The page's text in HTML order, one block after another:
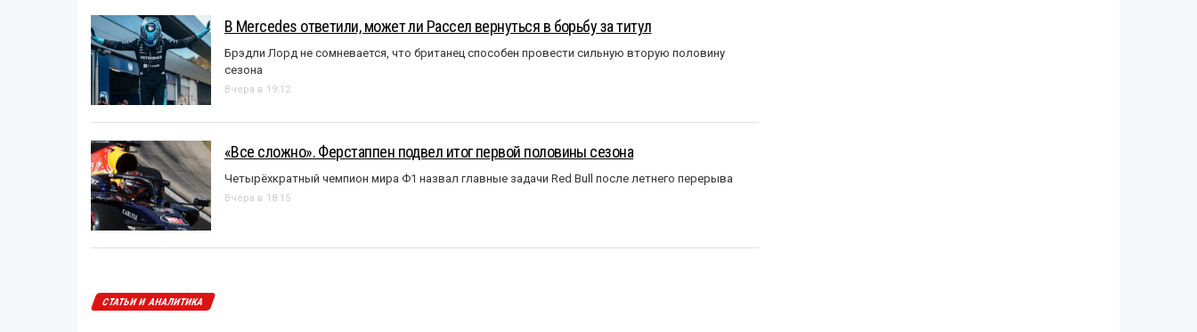
В Mercedes ответили, может ли Рассел вернуться в борьбу за титул
Брэдли Лорд не сомневается, что британец способен провести сильную вторую половину
сезона
Вчера в 19:12
«Все сложно». Ферстаппен подвел итог первой половины сезона
Четырёхкратный чемпион мира Ф1 назвал главные задачи Red Bull после летнего перерыва
Вчера в 18:15
СТАТЬИ И АНАЛИТИКА